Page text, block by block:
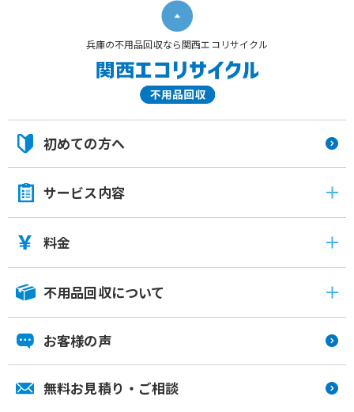
兵庫の不用品回収なら関西エコリサイクル
初めての方へ
サービス内容
料金
不用品回収について
お客様の声
無料お見積り・ご相談